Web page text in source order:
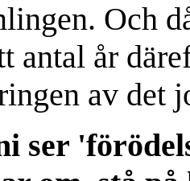
Och
antal år
av det
ser